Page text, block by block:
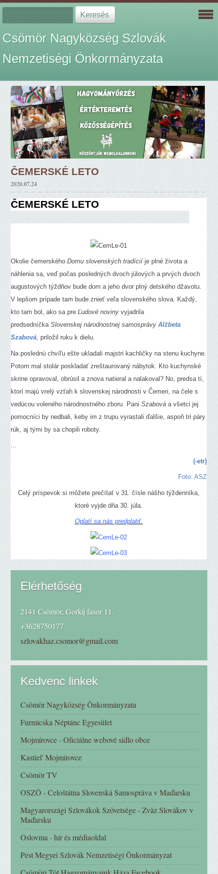
Csömör Nagyközség Szlovák
Nemzetiségi Önkormányzata
ČEMERSKÉ LETO
2020.07.24
ČEMERSKÉ LETO
Okolie čemerskéhoDomu slovenských tradíciíje plné života a
náhlenia sa, veď počas posledných dvoch júlových a prvých dvoch
augustových týždňov bude dom a jeho dvor plný detského džavotu.
V lepšom prípade tam bude znieť veľa slovenského slova. Každý,
kto tam bol, ako sa preĽudové noviny vyjadrila
predsedníčkaSlovenskej národnostnej samosprávy Alžbeta
Szabová, priložil ruku k dielu.
Na poslednú chvíľu ešte ukladali majstri kachličky na stenu kuchyne.
Potom mal stolár poskladať zreštaurovaný nábytok. Kto kuchynské
skrine opravoval, obrúsil a znova natieral a nalakoval? No, predsa tí,
ktorí majú vrelý vzťah k slovenskej národnosti v Čemeri, na čele s
vedúcou voleného národnostného zboru. PaniSzabová a všetci jej
pomocníci by nedbali, keby im z trupu vyrastali ďalšie, aspoň tri páry
rúk, aj tými by sa chopili roboty.
...
(-etr)
Foto: ASZ
Celý príspevok si môžete prečítať v 31. čísle nášho týždenníka,
ktoré vyjde dňa 30. júla.
Oplatí sa nás predplatiť.
Elérhetőség
2141 Csömör, Gorkij fasor 11.
+3628750177
szlovakhaz.csomor@gmail.com
Kedvenc linkek
Csömör Nagyközség Önkormányzata
Furmicska Néptánc Egyesület
Mojmírovce - Oficiálne webové sídlo obce
Kastiel' Mojmírovce
Csömör TV
OSZÖ - Celoštátna Slovenská Samospráva v Maďarsku
Magyarországi Szlovákok Szövetsége - Zväz Slovákov v
Maďarsku
Oslovma - hír és médiaoldal
Pest Megyei Szlovák Nemzetiségi Önkormányzat